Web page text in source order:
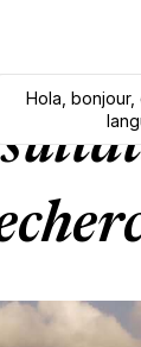
Hola,
Hola bonjour,